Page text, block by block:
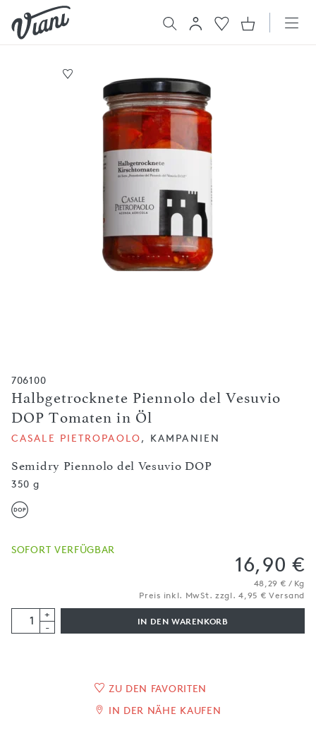
706100
Halbgetrocknete Piennolo del Vesuvio
DOP Tomaten in Öl
Semidry Piennolo del Vesuvio DOP
CASALE PIETROPAOLO, KAMPANIEN
350 g
SOFORT VERFÜGBAR
16,90 €
48,29 € / Kg
Preis inkl. MwSt. zzgl. 4,95 € Versand
+
-
IN DEN WARENKORB
ZU DEN FAVORITEN
IN DER NÄHE KAUFEN